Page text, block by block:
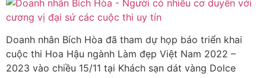
Doanh nhân Bích Hòa đã tham dự họp báo triển khai
cuộc thi Hoa Hậu ngành Làm đẹp Việt Nam 2022 –
2023 vào chiều 15/11 tại Khách sạn dát vàng Dolce